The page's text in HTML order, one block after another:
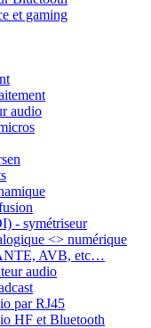
et gaming
audio
- symétriseur
<> numérique
AVB, etc…
audio
par RJ45
HF et Bluetooth